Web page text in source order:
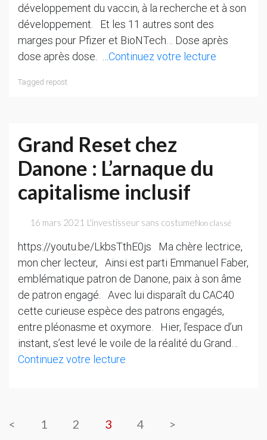
développement du vaccin, à la recherche et à son
développement. Et les 11 autres sont des
marges pour Pfizer et BioNTech… Dose après
dose après dose. …Continuez votre lecture
pour
Merci
qui
?
Tagged repost
Grand Reset chez
Danone : L’arnaque du
capitalisme inclusif
16 mars 2021 L'investisseur sans costumeNon classé
https://youtu.be/LkbsTthE0js Ma chère lectrice,
mon cher lecteur, Ainsi est parti Emmanuel Faber,
emblématique patron de Danone, paix à son âme
de patron engagé. Avec lui disparaît du CAC40
cette curieuse espèce des patrons engagés,
entre pléonasme et oxymore. Hier, l’espace d’un
instant, s’est levé le voile de la réalité du Grand…
Continuez votre lecture
< 1 2 3 4 >